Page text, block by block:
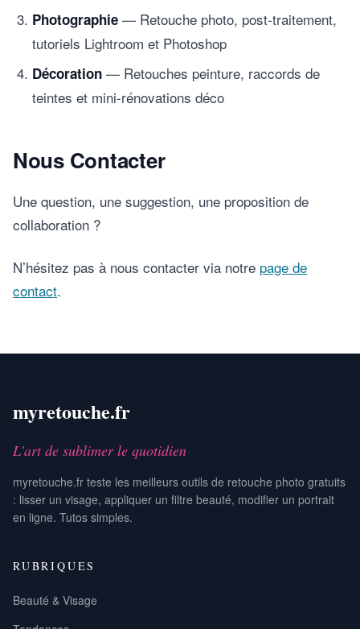
Photographie — Retouche photo, post-traitement,
tutoriels Lightroom et Photoshop
Décoration — Retouches peinture, raccords de
teintes et mini-rénovations déco
Nous Contacter
Une question, une suggestion, une proposition de
collaboration ?
N’hésitez pas à nous contacter via notre page de
contact.
myretouche.fr
L'art de sublimer le quotidien
myretouche.fr teste les meilleurs outils de retouche photo gratuits
: lisser un visage, appliquer un filtre beauté, modifier un portrait
en ligne. Tutos simples.
RUBRIQUES
Beauté & Visage